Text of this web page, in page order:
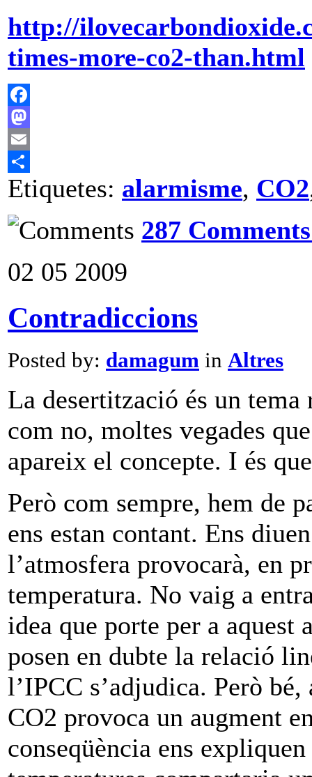
http://
times-more-co2-than.html
Facebook
Mastodon
Email
Comparteix
Etiquetes: alarmisme, CO2
287
02 05 2009
Contradiccions
Posted by: damagum in Altres
La desertització és un tema
com no, moltes vegades
apareix el concepte. I és
Però com sempre, hem de
ens estan contant. Ens
l’atmosfera provocarà, en
temperatura. No vaig a
idea que porte per a
posen en dubte la relació
l’IPCC s’adjudica. Però
CO2 provoca un augment
conseqüència ens